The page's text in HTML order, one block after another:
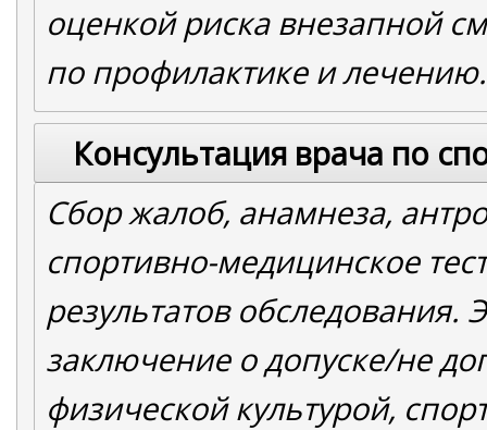
оценкой риска внезапной
по профилактике и лечению.
Консультация врача по
Сбор жалоб, анамнеза,
спортивно-медицинское
результатов обследования.
заключение о допуске/не
физической культурой,